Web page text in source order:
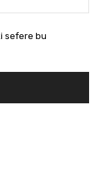
sefere bu